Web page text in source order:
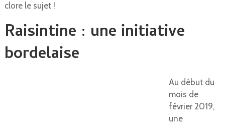
clore le sujet !
Raisintine : une initiative
bordelaise
Au début du
mois de
février 2019,
une